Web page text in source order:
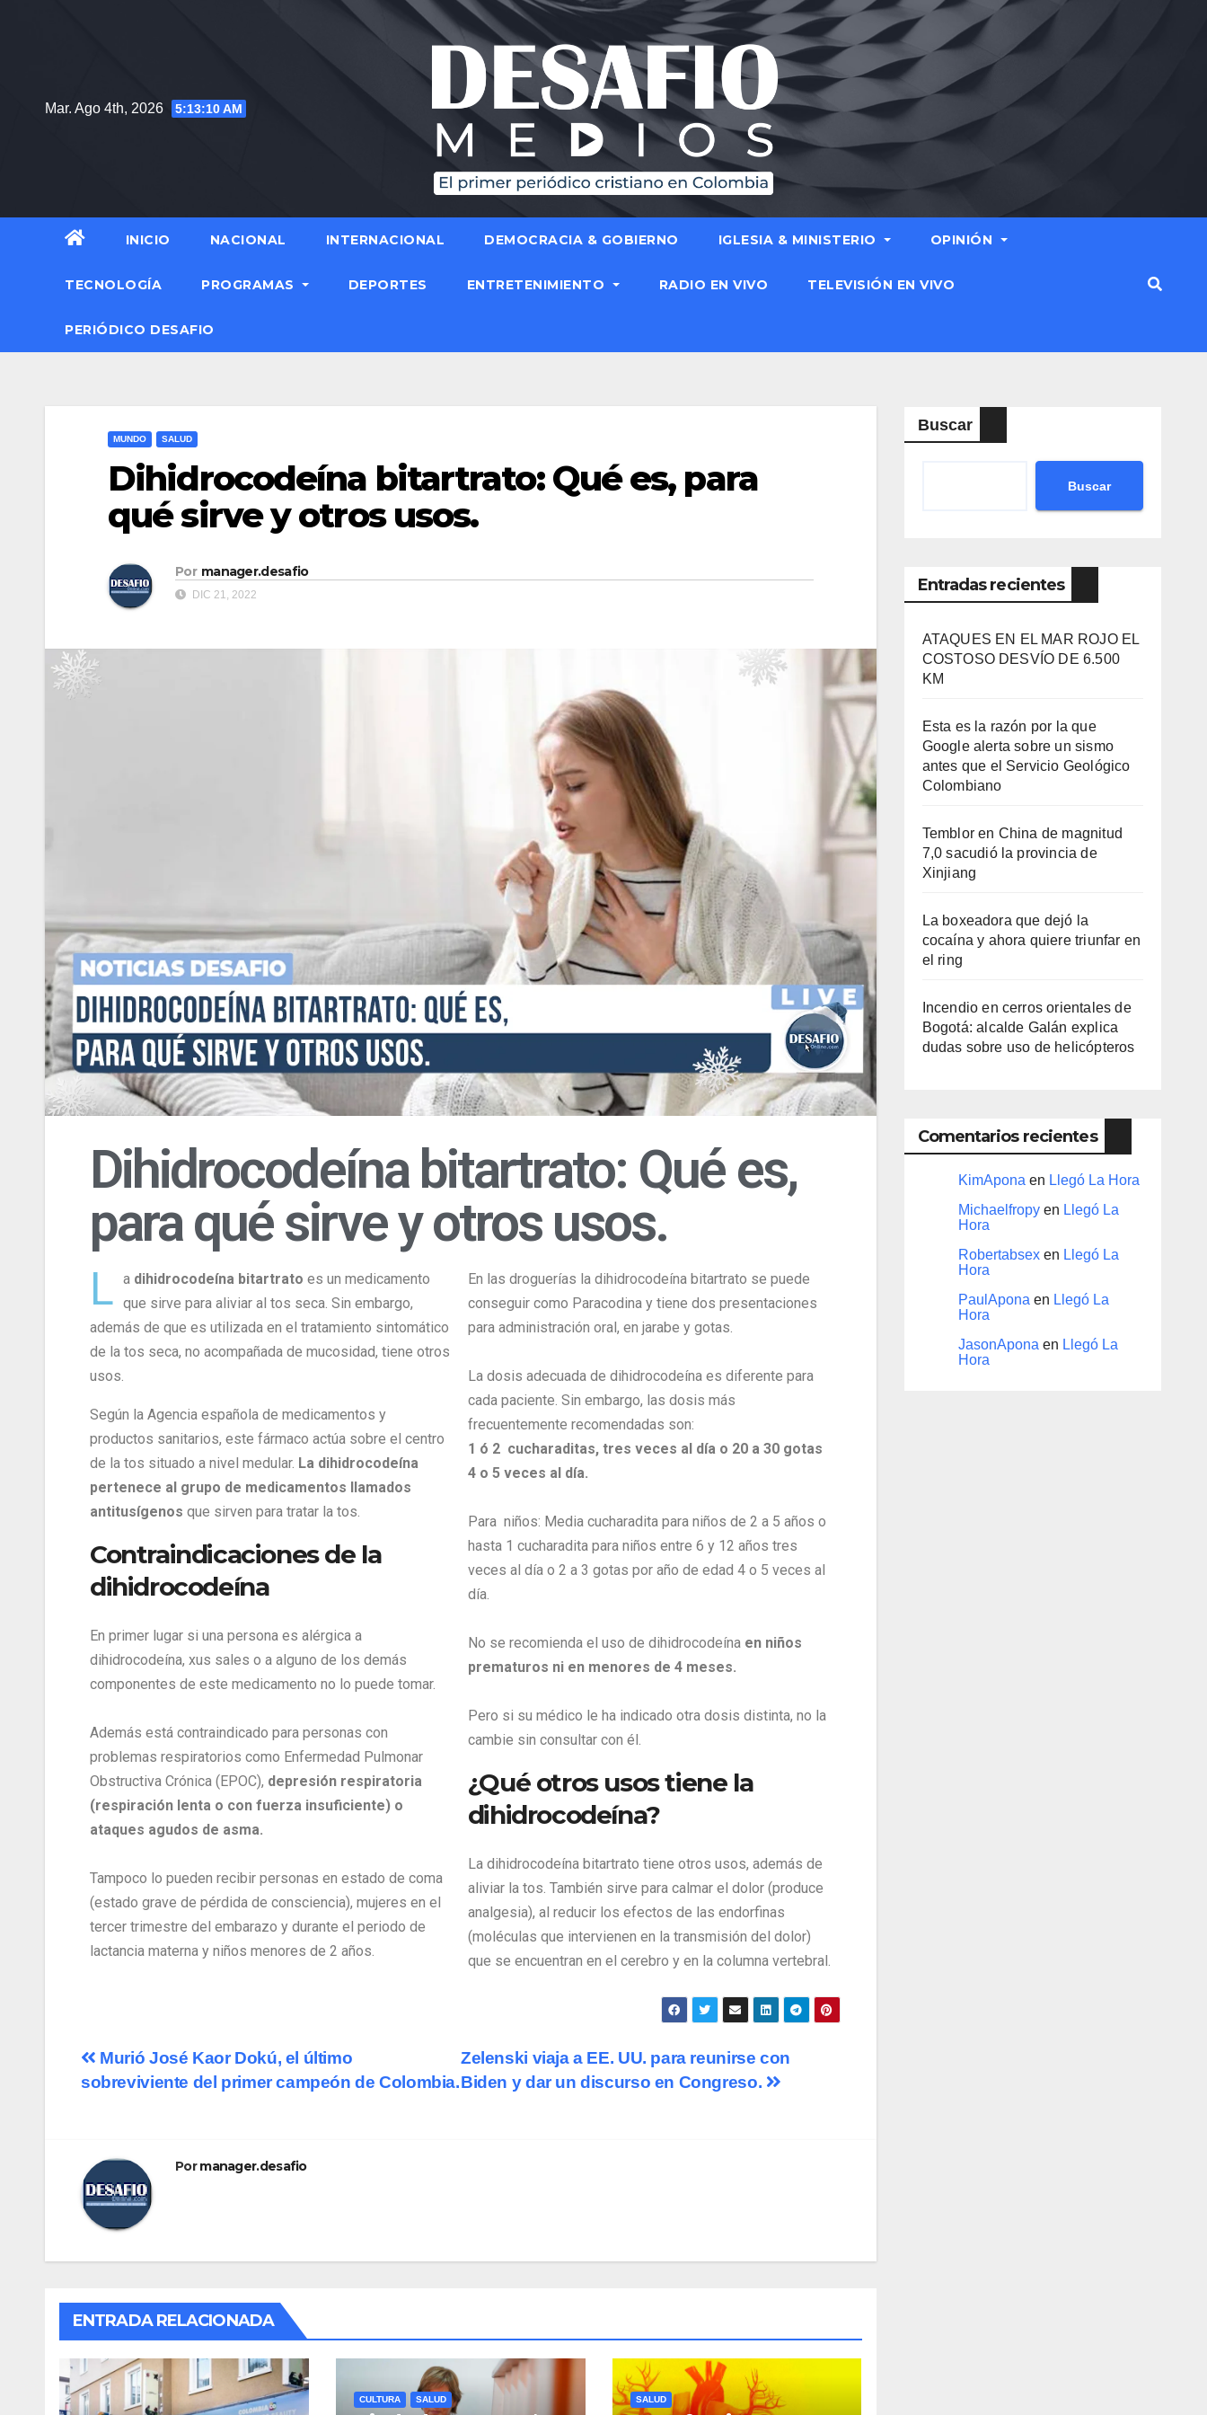
Mar. Ago 4th, 2026 5:13:12 AM
INICIO NACIONAL INTERNACIONAL DEMOCRACIA & GOBIERNO IGLESIA & MINISTERIO OPINIÓN
TECNOLOGÍA PROGRAMAS DEPORTES ENTRETENIMIENTO RADIO EN VIVO TELEVISIÓN EN VIVO
PERIÓDICO DESAFIO
MUNDO SALUD
Dihidrocodeína bitartrato: Qué es, para
qué sirve y otros usos.
Por manager.desafio
DIC 21, 2022
Dihidrocodeína bitartrato: Qué es,
para qué sirve y otros usos.
L a dihidrocodeína bitartrato es un medicamento
que sirve para aliviar al tos seca. Sin embargo,
además de que es utilizada en el tratamiento sintomático
de la tos seca, no acompañada de mucosidad, tiene otros
usos.
Según la Agencia española de medicamentos y
productos sanitarios, este fármaco actúa sobre el centro
de la tos situado a nivel medular. La dihidrocodeína
pertenece al grupo de medicamentos llamados
antitusígenos que sirven para tratar la tos.
Contraindicaciones de la
dihidrocodeína
En primer lugar si una persona es alérgica a
dihidrocodeína, xus sales o a alguno de los demás
componentes de este medicamento no lo puede tomar.
Además está contraindicado para personas con
problemas respiratorios como Enfermedad Pulmonar
Obstructiva Crónica (EPOC), depresión respiratoria
(respiración lenta o con fuerza insuficiente) o
ataques agudos de asma.
Tampoco lo pueden recibir personas en estado de coma
(estado grave de pérdida de consciencia), mujeres en el
tercer trimestre del embarazo y durante el periodo de
lactancia materna y niños menores de 2 años.
En las droguerías la dihidrocodeína bitartrato se puede
conseguir como Paracodina y tiene dos presentaciones
para administración oral, en jarabe y gotas.
La dosis adecuada de dihidrocodeína es diferente para
cada paciente. Sin embargo, las dosis más
frecuentemente recomendadas son:
1 ó 2 cucharaditas, tres veces al día o 20 a 30 gotas
4 o 5 veces al día.
Para niños: Media cucharadita para niños de 2 a 5 años o
hasta 1 cucharadita para niños entre 6 y 12 años tres
veces al día o 2 a 3 gotas por año de edad 4 o 5 veces al
día.
No se recomienda el uso de dihidrocodeína en niños
prematuros ni en menores de 4 meses.
Pero si su médico le ha indicado otra dosis distinta, no la
cambie sin consultar con él.
¿Qué otros usos tiene la
dihidrocodeína?
La dihidrocodeína bitartrato tiene otros usos, además de
aliviar la tos. También sirve para calmar el dolor (produce
analgesia), al reducir los efectos de las endorfinas
(moléculas que intervienen en la transmisión del dolor)
que se encuentran en el cerebro y en la columna vertebral.
Zelenski viaja a EE. UU. para reunirse con
Biden y dar un discurso en Congreso.
Murió José Kaor Dokú, el último
sobreviviente del primer campeón de Colombia.
Pormanager.desafio
ENTRADA RELACIONADA
CULTURA SALUD SALUD
Buscar
Buscar
Entradas recientes
ATAQUES EN EL MAR ROJO EL
COSTOSO DESVÍO DE 6.500
KM
Esta es la razón por la que
Google alerta sobre un sismo
antes que el Servicio Geológico
Colombiano
Temblor en China de magnitud
7,0 sacudió la provincia de
Xinjiang
La boxeadora que dejó la
cocaína y ahora quiere triunfar en
el ring​
Incendio en cerros orientales de
Bogotá: alcalde Galán explica
dudas sobre uso de helicópteros
Comentarios recientes
KimAponaen Llegó La Hora
Michaelfropyen Llegó La
Hora
Robertabsexen Llegó La
Hora
PaulAponaen Llegó La
Hora
JasonAponaen Llegó La
Hora